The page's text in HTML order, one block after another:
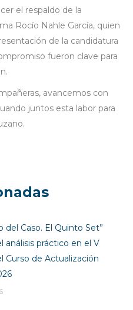
el respaldo de la
Rocío Nahle García, quien
de la candidatura
fueron clave para
avancemos con
juntos esta labor para
del Caso. El Quinto Set”
análisis práctico en el V
Curso de Actualización